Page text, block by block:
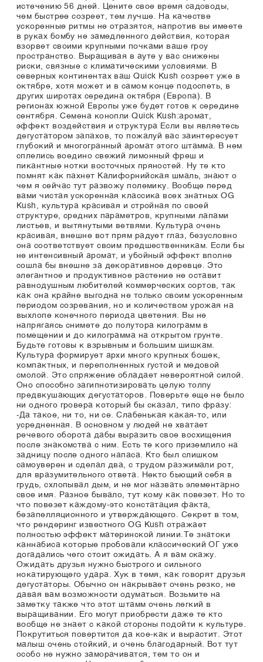
истечению 56 дней. Цените свое время садоводы,
чем быстрее созреет, тем лучше. На качестве
ускоренные ритмы не отразятся, напротив вы имеете
в руках бомбу не замедленного действия, которая
взорвет своими крупными почками ваше гроу
пространство. Выращивая в ауте у вас снижены
риски, связные с климатическими условиями. В
северных континентах ваш Quick Kush созреет уже в
октябре, хотя может и в самом конце подоспеть, в
других широтах середина октября (Европа). В
регионах южной Европы уже будет готов к середине
сентября. Семена конопли Quick Kush:аромат,
эффект воздействия и структура Если вы являетесь
дегустатором запахов, то пожалуй вас заинтересует
глубокий и многогранный аромат этого штамма. В нем
сплелись воедино свежий лимонный фреш и
пикантные нотки восточных пряностей. Ну те кто
помнят как пахнет Калифорнийская шмаль, знают о
чем я сейчас тут развожу полемику. Вообще перед
вами чистая ускоренная классика всех знатных OG
Kush, культура красивая и стройная по своей
структуре, средних параметров, крупными лапами
листьев, и вытянутыми ветвями. Культура очень
красивая, внешне вот прям радует глаз, безусловно
она соответствует своим предшественникам. Если бы
не интенсивный аромат, и убойный эффект вполне
сошла бы внешне за декоративное деревце. Это
элегантное и продуктивное растение не оставит
равнодушным любителей коммерческих сортов, так
как она крайне выгодна не только своим ускоренным
периодом созревания, но и количеством урожая на
выхлопе конечного периода цветения. Вы не
напрягаясь снимете до полутора килограмм в
помещении и до килограмма на открытом грунте.
Будьте готовы к взрывным и большим шишкам.
Культура формирует архи много крупных бошек,
компактных, и переполненных густой и медовой
смолой. Это спряжение обладает невероятной силой.
Оно способно загипнотизировать целую толпу
предвкушающих дегустаторов. Поверьте еще не было
ни одного гровера который бы сказал, типо фразу:
-Да такое, ни то, ни се. Слабенькая какая-то, или
усредненная. В основном у людей не хватает
речевого оборота дабы выразить свое восхищения
после знакомства с ним. Есть те кого приземлило на
задницу после одного напаса. Кто был слишком
самоуверен и сделал два, с трудом разжимали рот,
для вразумительного ответа. Некто бьющий себя в
грудь, схлопывал дым, и не мог назвать элементарно
свое имя. Разное бывало, тут кому как повезет. Но то
что повезет каждому-это констатация факта,
безапелляционного и утверждающего. Секрет в том,
что рендеринг известного OG Kush отражает
полностью эффект материнской линии.Те знатоки
каннабиса которые пробовали классический ОГ уже
догадались чего стоит ожидать. А я вам скажу.
Ожидать друзья нужно быстрого и сильного
нокатирующего удара. Хук в темя, как говорят друзья
дегустаторы. Обычно он накрывает очень резко, не
давая вам возможности одуматься. Возьмите на
заметку также что этот штамм очень легкий в
выращивании. Его могут приобрести даже те кто
вообще не знает с какой стороны подойти к культуре.
Покрутиться повертится да кое-как и вырастит. Этот
малыш очень стойкий, и очень благодарный. Вот тут
особо не нужно заморачиватся, тем то он и